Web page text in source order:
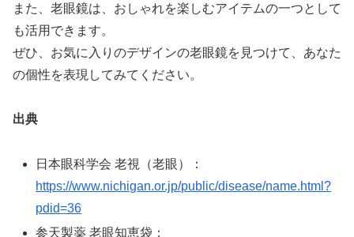
また、老眼鏡は、おしゃれを楽しむアイテムの一つとして
も活用できます。
ぜひ、お気に入りのデザインの老眼鏡を見つけて、あなた
の個性を表現してみてください。
出典
日本眼科学会 老視（老眼）：
https://www.nichigan.or.jp/public/disease/name.html?
pdid=36
参天製薬 老眼知恵袋：